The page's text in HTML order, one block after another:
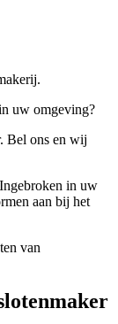
uw omgeving?
Bel ons en wij
in uw
aan bij het
van